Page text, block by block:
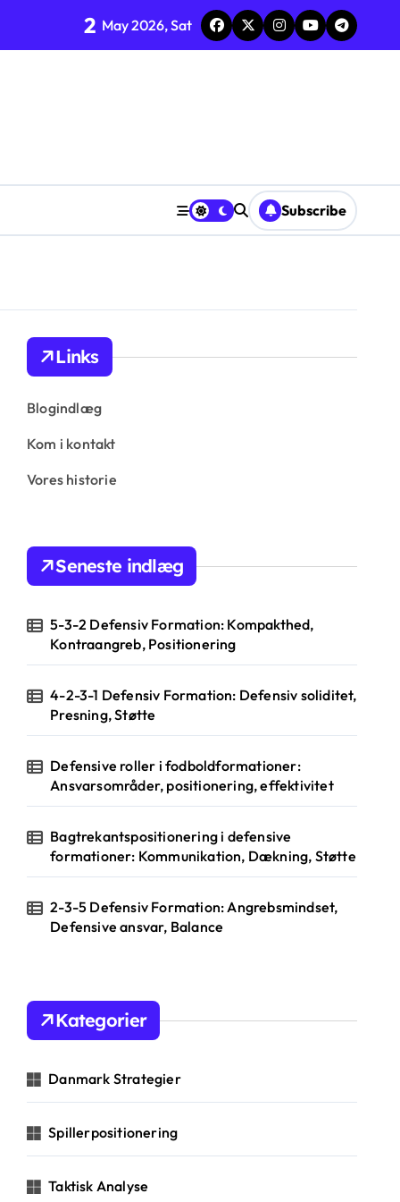
2 May 2026, Sat
Subscribe
Links
Blogindlæg
Kom i kontakt
Vores historie
Seneste indlæg
5-3-2 Defensiv Formation: Kompakthed,
Kontraangreb, Positionering
4-2-3-1 Defensiv Formation: Defensiv soliditet,
Presning, Støtte
Defensive roller i fodboldformationer:
Ansvarsområder, positionering, effektivitet
Bagtrekantspositionering i defensive
formationer: Kommunikation, Dækning, Støtte
2-3-5 Defensiv Formation: Angrebsmindset,
Defensive ansvar, Balance
Kategorier
Danmark Strategier
Spillerpositionering
Taktisk Analyse